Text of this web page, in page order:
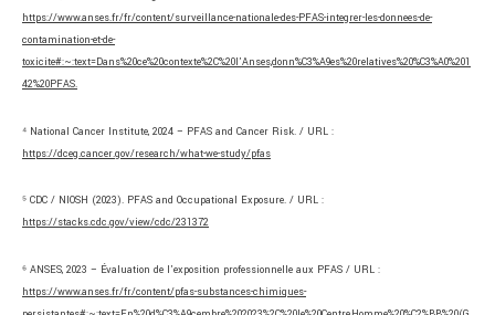
https://www.anses.fr/fr/content/surveillance-nationale-des-PFAS-integrer-les-donnees-de-
contamination-et-de-
toxicite#:~:text=Dans%20ce%20contexte%2C%20l’Anses,donn%C3%A9es%20relatives%20%C3%A0%201
42%20PFAS.
⁴ National Cancer Institute, 2024 – PFAS and Cancer Risk. / URL :
https://dceg.cancer.gov/research/what-we-study/pfas
⁵ CDC / NIOSH (2023). PFAS and Occupational Exposure. / URL :
https://stacks.cdc.gov/view/cdc/231372
⁶ ANSES, 2023 – Évaluation de l’exposition professionnelle aux PFAS / URL :
https://www.anses.fr/fr/content/pfas-substances-chimiques-